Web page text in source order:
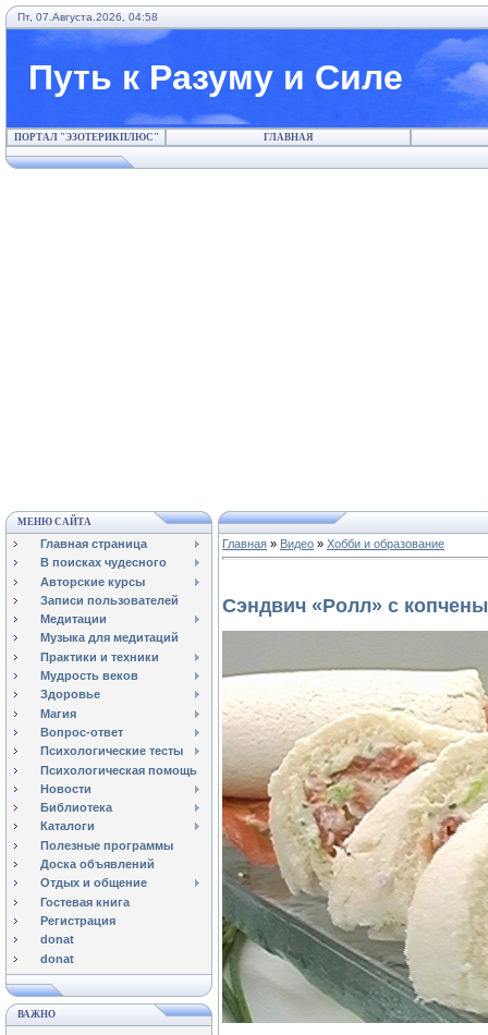
Пт, 07.Августа.2026, 04:58
Путь к Разуму и Силе
ПОРТАЛ "ЭЗОТЕРИКПЛЮС" ГЛАВНАЯ
МЕНЮ САЙТА
Главная страница
В поисках чудесного
Авторские курсы
Записи пользователей
Медитации
Музыка для медитаций
Практики и техники
Мудрость веков
Здоровье
Магия
Вопрос-ответ
Психологические тесты
Психологическая помощь
Новости
Библиотека
Каталоги
Полезные программы
Доска объявлений
Отдых и общение
Гостевая книга
Регистрация
donat
donat
ВАЖНО
Главная » Видео » Хобби и образование
Сэндвич «Ролл» с